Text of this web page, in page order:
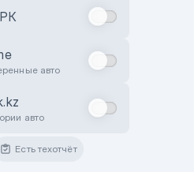
авто
авто
Есть техотчёт